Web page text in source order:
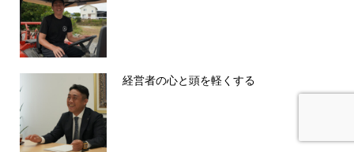
経営者の心と頭を軽くする